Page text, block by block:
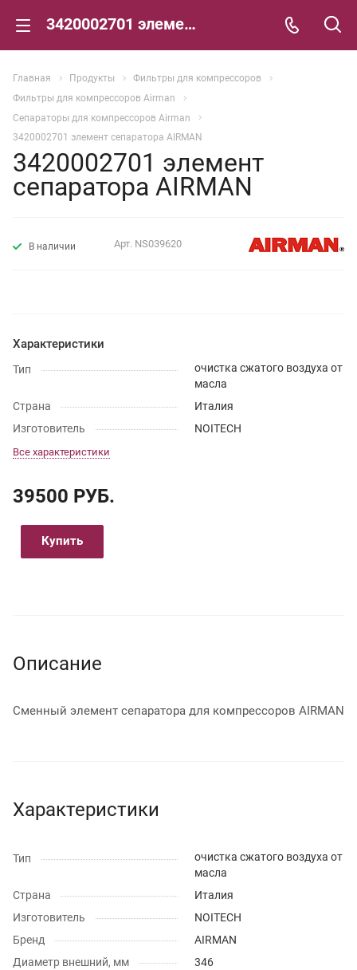
3420002701 элемент сепаратора AIRMAN
Главная Продукты
Фильтры для компрессоров
Фильтры для компрессоров Airman
Сепараторы для компрессоров Airman
3420002701 элемент сепаратора AIRMAN
3420002701 элемент
сепаратора AIRMAN
В наличии Арт. NS039620
Характеристики
Тип
очистка сжатого воздуха от
масла
Страна
Италия
Изготовитель
NOITECH
Все характеристики
39500 РУБ.
Купить
Описание
Сменный элемент сепаратора для компрессоров AIRMAN
Характеристики
Тип
очистка сжатого воздуха от
масла
Страна
Италия
Изготовитель
NOITECH
Бренд
AIRMAN
Диаметр внешний, мм
346